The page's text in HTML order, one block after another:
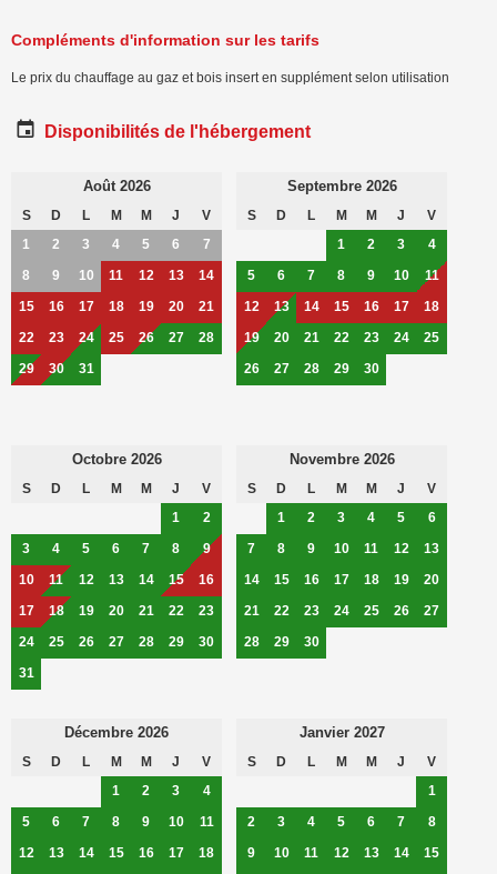
Compléments d'information sur les tarifs
Le prix du chauffage au gaz et bois insert en supplément selon utilisation
Disponibilités de l'hébergement
Août 2026
S D L M M J
V
1
2 3 4 5 6
7
8
9 10 11 12 13
14
15
16 17 18 19 20
21
22
23 24 25 26 27
28
29
30 31
Septembre 2026
S D L M M J
V
1
2 3
4
5
6 7 8 9 10
11
12
13 14 15 16 17
18
19
20 21 22 23 24
25
26
27 28 29 30
Octobre 2026
S D L M M J
V
1
2
3
4 5 6 7 8
9
10
11 12 13 14 15
16
17
18 19 20 21 22
23
24
25 26 27 28 29
30
31
Novembre 2026
S D L M M J
V
1
2 3 4 5
6
7
8 9 10 11 12
13
14
15 16 17 18 19
20
21
22 23 24 25 26
27
28
29 30
Décembre 2026
S D L M M J
V
1
2 3
4
5
6 7 8 9 10
11
12
13 14 15 16 17 18
Janvier 2027
S D L M M J
V
1
2
3 4 5 6 7
8
9
10 11 12 13 14 15